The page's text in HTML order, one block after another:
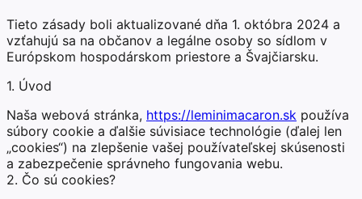
Tieto zásady boli aktualizované dňa 1. októbra 2024 a
vzťahujú sa na občanov a legálne osoby so sídlom v
Európskom hospodárskom priestore a Švajčiarsku.
1. Úvod
Naša webová stránka, https://leminimacaron.sk používa
súbory cookie a ďalšie súvisiace technológie (ďalej len
„cookies“) na zlepšenie vašej používateľskej skúsenosti
a zabezpečenie správneho fungovania webu.
2. Čo sú cookies?